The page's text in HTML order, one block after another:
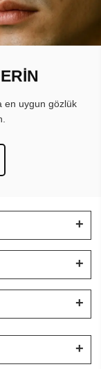
en uygun gözlük